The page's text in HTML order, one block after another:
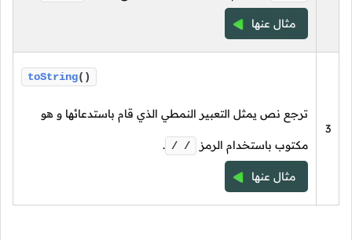
مثال عنها
3
toString()
ترجع نص يمثل التعبير النمطي الذي قام باستدعائها و هو
مكتوب باستخدام الرمز / /
.
مثال عنها